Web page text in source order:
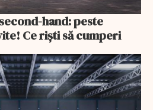
hand: peste
Ce riști să cumperi